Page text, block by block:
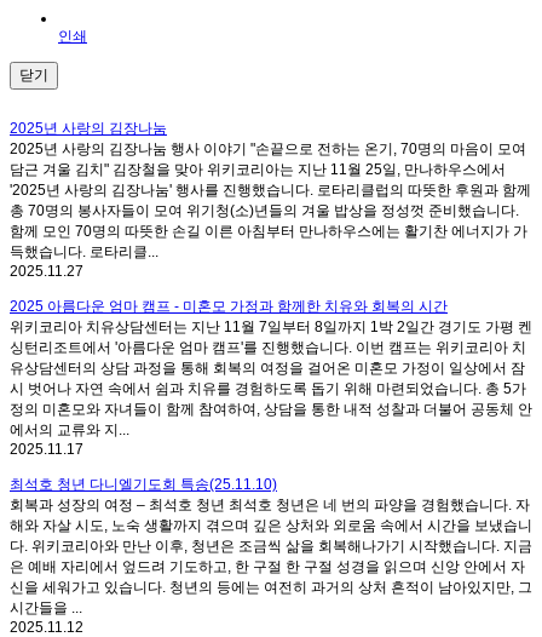
인쇄
닫기
2025년 사랑의 김장나눔
2025년 사랑의 김장나눔 행사 이야기 "손끝으로 전하는 온기, 70명의 마음이 모여
담근 겨울 김치" 김장철을 맞아 위키코리아는 지난 11월 25일, 만나하우스에서
'2025년 사랑의 김장나눔' 행사를 진행했습니다. 로타리클럽의 따뜻한 후원과 함께
총 70명의 봉사자들이 모여 위기청(소)년들의 겨울 밥상을 정성껏 준비했습니다.
함께 모인 70명의 따뜻한 손길 이른 아침부터 만나하우스에는 활기찬 에너지가 가
득했습니다. 로타리클...
2025.11.27
2025 아름다운 엄마 캠프 - 미혼모 가정과 함께한 치유와 회복의 시간
위키코리아 치유상담센터는 지난 11월 7일부터 8일까지 1박 2일간 경기도 가평 켄
싱턴리조트에서 '아름다운 엄마 캠프'를 진행했습니다. 이번 캠프는 위키코리아 치
유상담센터의 상담 과정을 통해 회복의 여정을 걸어온 미혼모 가정이 일상에서 잠
시 벗어나 자연 속에서 쉼과 치유를 경험하도록 돕기 위해 마련되었습니다. 총 5가
정의 미혼모와 자녀들이 함께 참여하여, 상담을 통한 내적 성찰과 더불어 공동체 안
에서의 교류와 지...
2025.11.17
최석호 청년 다니엘기도회 특송(25.11.10)
회복과 성장의 여정 – 최석호 청년 최석호 청년은 네 번의 파양을 경험했습니다. 자
해와 자살 시도, 노숙 생활까지 겪으며 깊은 상처와 외로움 속에서 시간을 보냈습니
다. 위키코리아와 만난 이후, 청년은 조금씩 삶을 회복해나가기 시작했습니다. 지금
은 예배 자리에서 엎드려 기도하고, 한 구절 한 구절 성경을 읽으며 신앙 안에서 자
신을 세워가고 있습니다. 청년의 등에는 여전히 과거의 상처 흔적이 남아있지만, 그
시간들을 ...
2025.11.12